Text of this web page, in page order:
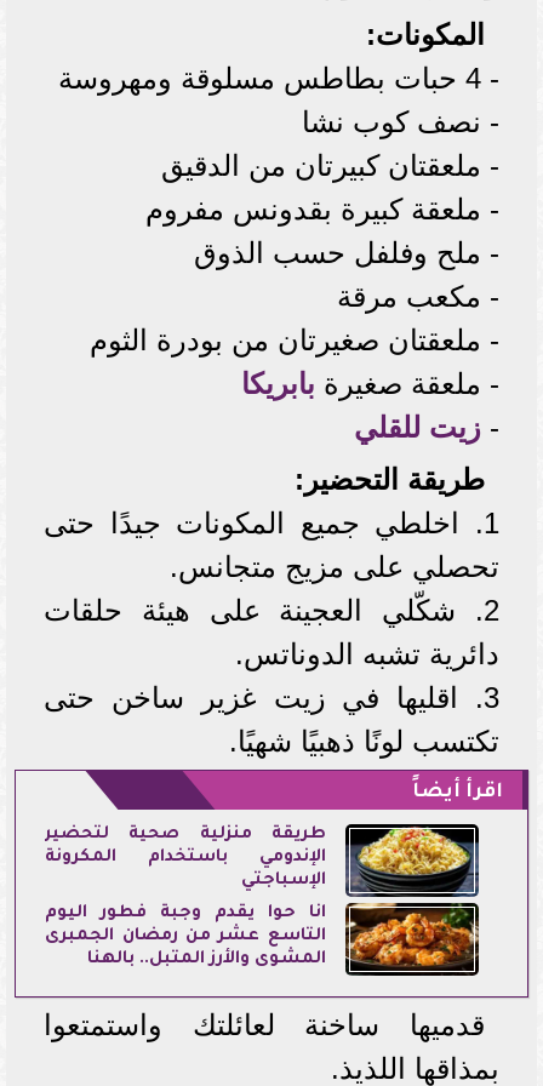
المكونات:
- 4 حبات بطاطس مسلوقة ومهروسة
- نصف كوب نشا
- ملعقتان كبيرتان من الدقيق
- ملعقة كبيرة بقدونس مفروم
- ملح وفلفل حسب الذوق
- مكعب مرقة
- ملعقتان صغيرتان من بودرة الثوم
- ملعقة صغيرة بابريكا
-زيت للقلي
طريقة التحضير:
1. اخلطي جميع المكونات جيدًا حتى
تحصلي على مزيج متجانس.
2. شكّلي العجينة على هيئة حلقات
دائرية تشبه الدوناتس.
3. اقليها في زيت غزير ساخن حتى
تكتسب لونًا ذهبيًا شهيًا.
اقرأ أيضاً
طريقة منزلية صحية لتحضير
الإندومي باستخدام المكرونة
الإسباجتي
انا حوا يقدم وجبة فطور اليوم
التاسع عشر من رمضان الجمبرى
المشوى والأرز المتبل.. بالهنا
قدميها ساخنة لعائلتك واستمتعوا
بمذاقها اللذيذ.